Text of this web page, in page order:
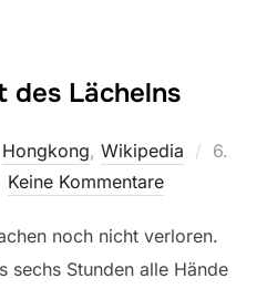
des Lächelns
Hongkong, Wikipedia
6.
Keine Kommentare
noch nicht verloren.
sechs Stunden alle Hände